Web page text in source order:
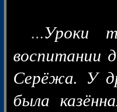
...Уроки
воспитании
Серёжа. У
была